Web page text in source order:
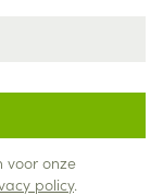
voor onze
policy.